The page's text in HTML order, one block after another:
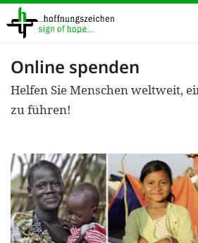
Direkt
zum
Inhalt
Online spenden
Helfen Sie Menschen weltweit,
zu führen!